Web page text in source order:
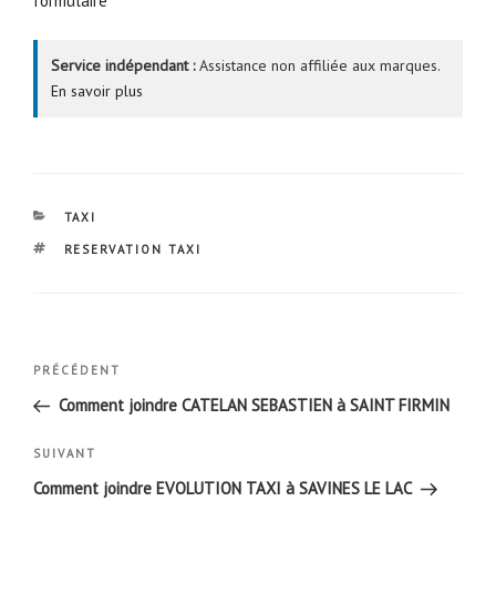
Service indépendant :Assistance non affiliée aux marques.
En savoir plus
CATÉGORIES
TAXI
ÉTIQUETTES
RESERVATION TAXI
Navigation
l’article
Article
précédent
PRÉCÉDENT
Comment joindre CATELAN SEBASTIEN à SAINT FIRMIN
Article
suivant
SUIVANT
Comment joindre EVOLUTION TAXI à SAVINES LE LAC